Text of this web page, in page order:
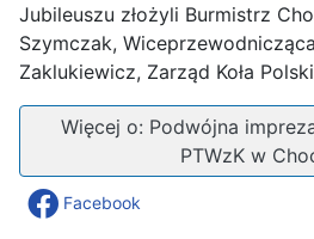
Jubileuszu złożyli Burmistrz
Szymczak,
Zaklukiewicz, Zarząd Koła
Więcej o: Podwójna
PTWzK w
Facebook